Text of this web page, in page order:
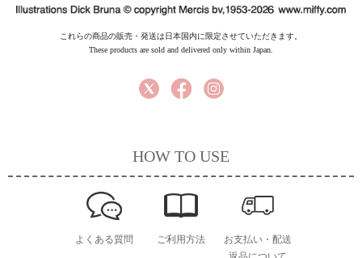
これらの商品の販売・発送は日本国内に限定させていただきます。
These products are sold and delivered only within Japan.
HOW TO USE
よくある質問 ご利用方法
お支払い・配送